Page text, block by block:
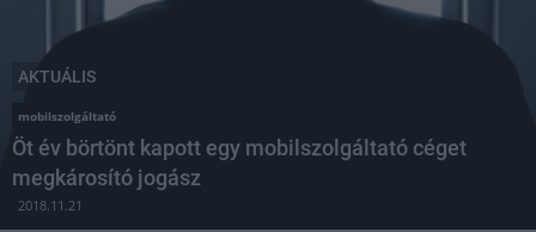
AKTUÁLIS
mobilszolgáltató
Öt év börtönt kapott egy mobilszolgáltató céget
megkárosító jogász
2018.11.21